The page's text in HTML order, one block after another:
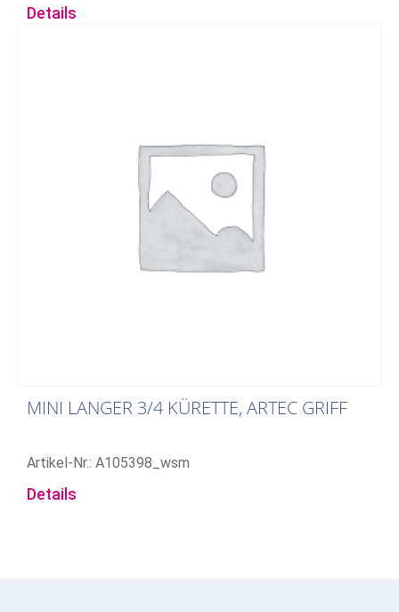
Details
MINI LANGER 3/4 KÜRETTE, ARTEC GRIFF
Artikel-Nr.: A105398_wsm
Details